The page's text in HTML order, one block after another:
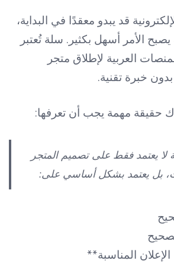
قد يبدو معقدًا في البداية،
يصبح الأمر أسهل بكثير. سلة تُعتبر
العربية لإطلاق متجر
خبرة تقنية.
حقيقة مهمة يجب أن تعرفها:
لا يعتمد فقط على تصميم المتجر
بل يعتمد بشكل أساسي على:
المناسبة**